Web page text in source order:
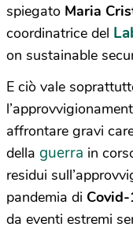
spiegato Maria
coordinatrice del
on sustainable
E ciò vale
affrontare gravi
della guerra in
residui
pandemia di
da eventi estremi